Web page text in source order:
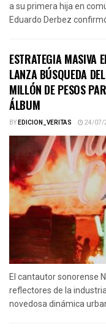
a su primera hija en
Eduardo Derbez confirmó
ESTRATEGIA MASIVA
LANZA BÚSQUEDA
MILLÓN DE PESOS
ÁLBUM
BYEDICION_VERITAS 24/07/
El cantautor sonorense
reflectores de la
novedosa dinámica